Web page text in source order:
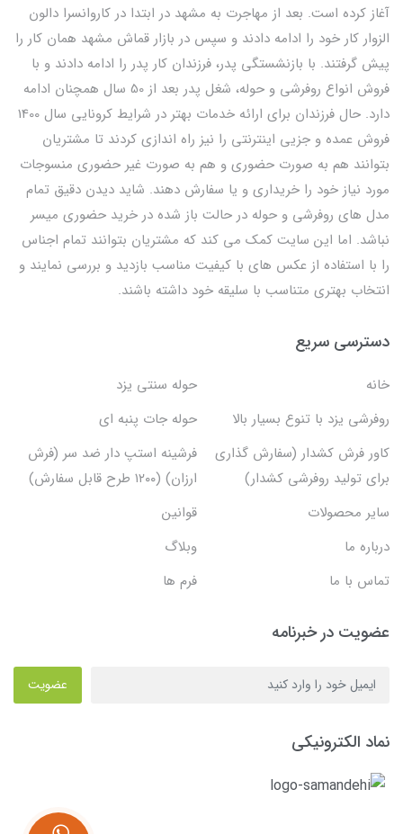
آغاز کرده است. بعد از مهاجرت به مشهد در ابتدا در کاروانسرا دالون
الزوار کار خود را ادامه دادند و سپس در بازار قماش مشهد همان کار را
پیش گرفتند. با بازنشستگی پدر، فرزندان کار پدر را ادامه دادند و با
فروش انواع روفرشی و حوله، شغل پدر بعد از 50 سال همچنان ادامه
دارد. حال فرزندان برای ارائه خدمات بهتر در شرایط کرونایی سال 1400
فروش عمده و جزیی اینترنتی را نیز راه اندازی کردند تا مشتریان
بتوانند هم به صورت حضوری و هم به صورت غیر حضوری منسوجات
مورد نیاز خود را خریداری و یا سفارش دهند. شاید دیدن دقیق تمام
مدل های روفرشی و حوله در حالت باز شده در خرید حضوری میسر
نباشد. اما این سایت کمک می کند که مشتریان بتوانند تمام اجناس
را با استفاده از عکس های با کیفیت مناسب بازدید و بررسی نمایند و
انتخاب بهتری متناسب با سلیقه خود داشته باشند.
دسترسی سریع
خانه
حوله سنتی یزد
روفرشی یزد با تنوع بسیار بالا
حوله جات پنبه ای
کاور فرش کشدار (سفارش گذاری
برای تولید روفرشی کشدار)
فرشینه استپ دار ضد سر (فرش
ارزان) (۱۲۰۰ طرح قابل سفارش)
سایر محصولات
قوانین
درباره ما
وبلاگ
تماس با ما
فرم ها
عضویت در خبرنامه
عضویت
نماد الکترونیکی